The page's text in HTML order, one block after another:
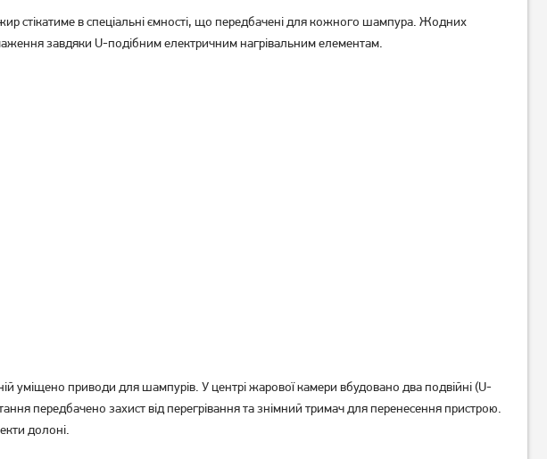
EKG007 Гриль Tefal GC760D30 Гриль MPM MGR-11M
стікатиме в спеціальні ємності, що передбачені для кожного шампура. Жодних
завдяки U-подібним електричним нагрівальним елементам.
уміщено приводи для шампурів. У центрі жарової камери вбудовано два подвійні (U-
передбачено захист від перегрівання та знімний тримач для перенесення пристрою.
долоні.